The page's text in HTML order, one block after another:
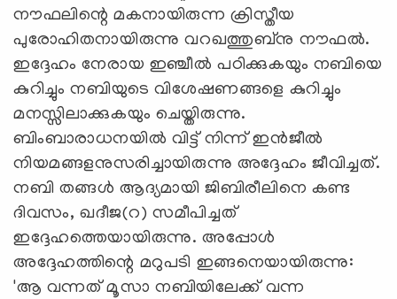
നൗഫലിന്റെ മകനായിരുന്ന ക്രിസ്തീയ
പുരോഹിതനായിരുന്നു വറഖത്തുബ്‌നു നൗഫല്‍.
ഇദ്ദേഹം നേരായ ഇഞ്ചീല്‍ പഠിക്കുകയും നബിയെ
കുറിച്ചും നബിയുടെ വിശേഷണങ്ങളെ കുറിച്ചും
മനസ്സിലാക്കുകയും ചെയ്തിരുന്നു.
ബിംബാരാധനയില്‍ വിട്ട് നിന്ന് ഇന്‍ജീല്‍
നിയമങ്ങളനുസരിച്ചായിരുന്നു അദ്ദേഹം ജീവിച്ചത്.
നബി തങ്ങള്‍ ആദ്യമായി ജിബിരീലിനെ കണ്ട
ദിവസം, ഖദീജ(റ) സമീപിച്ചത്
ഇദ്ദേഹത്തെയായിരുന്നു. അപ്പോള്‍
അദ്ദേഹത്തിന്റെ മറുപടി ഇങ്ങനെയായിരുന്നു:
'ആ വന്നത് മൂസാ നബിയിലേക്ക് വന്ന